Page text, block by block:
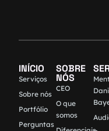
INÍCIO
Serviços
Sobre nós
Portfólio
Perguntas
SOBRE
NÓS
CEO
O que
somos